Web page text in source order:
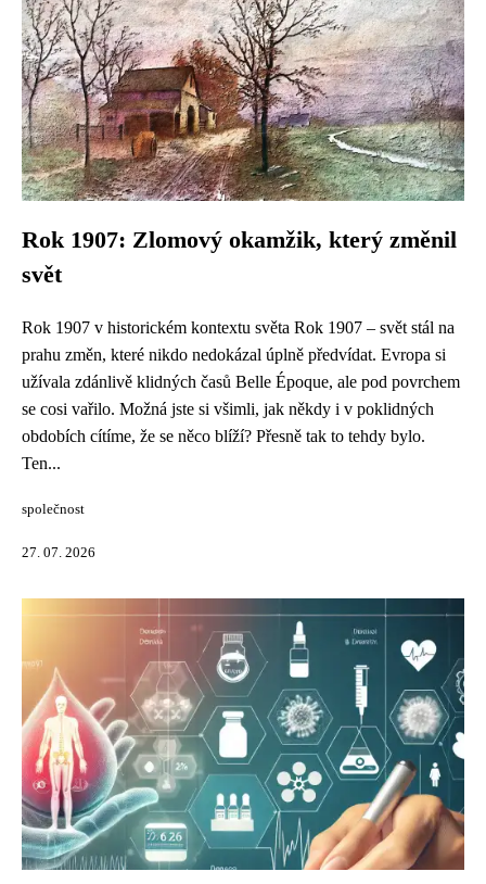
Rok 1907: Zlomový okamžik, který změnil
svět
Rok 1907 v historickém kontextu světa Rok 1907 – svět stál na
prahu změn, které nikdo nedokázal úplně předvídat. Evropa si
užívala zdánlivě klidných časů Belle Époque, ale pod povrchem
se cosi vařilo. Možná jste si všimli, jak někdy i v poklidných
obdobích cítíme, že se něco blíží? Přesně tak to tehdy bylo.
Ten...
společnost
27. 07. 2026